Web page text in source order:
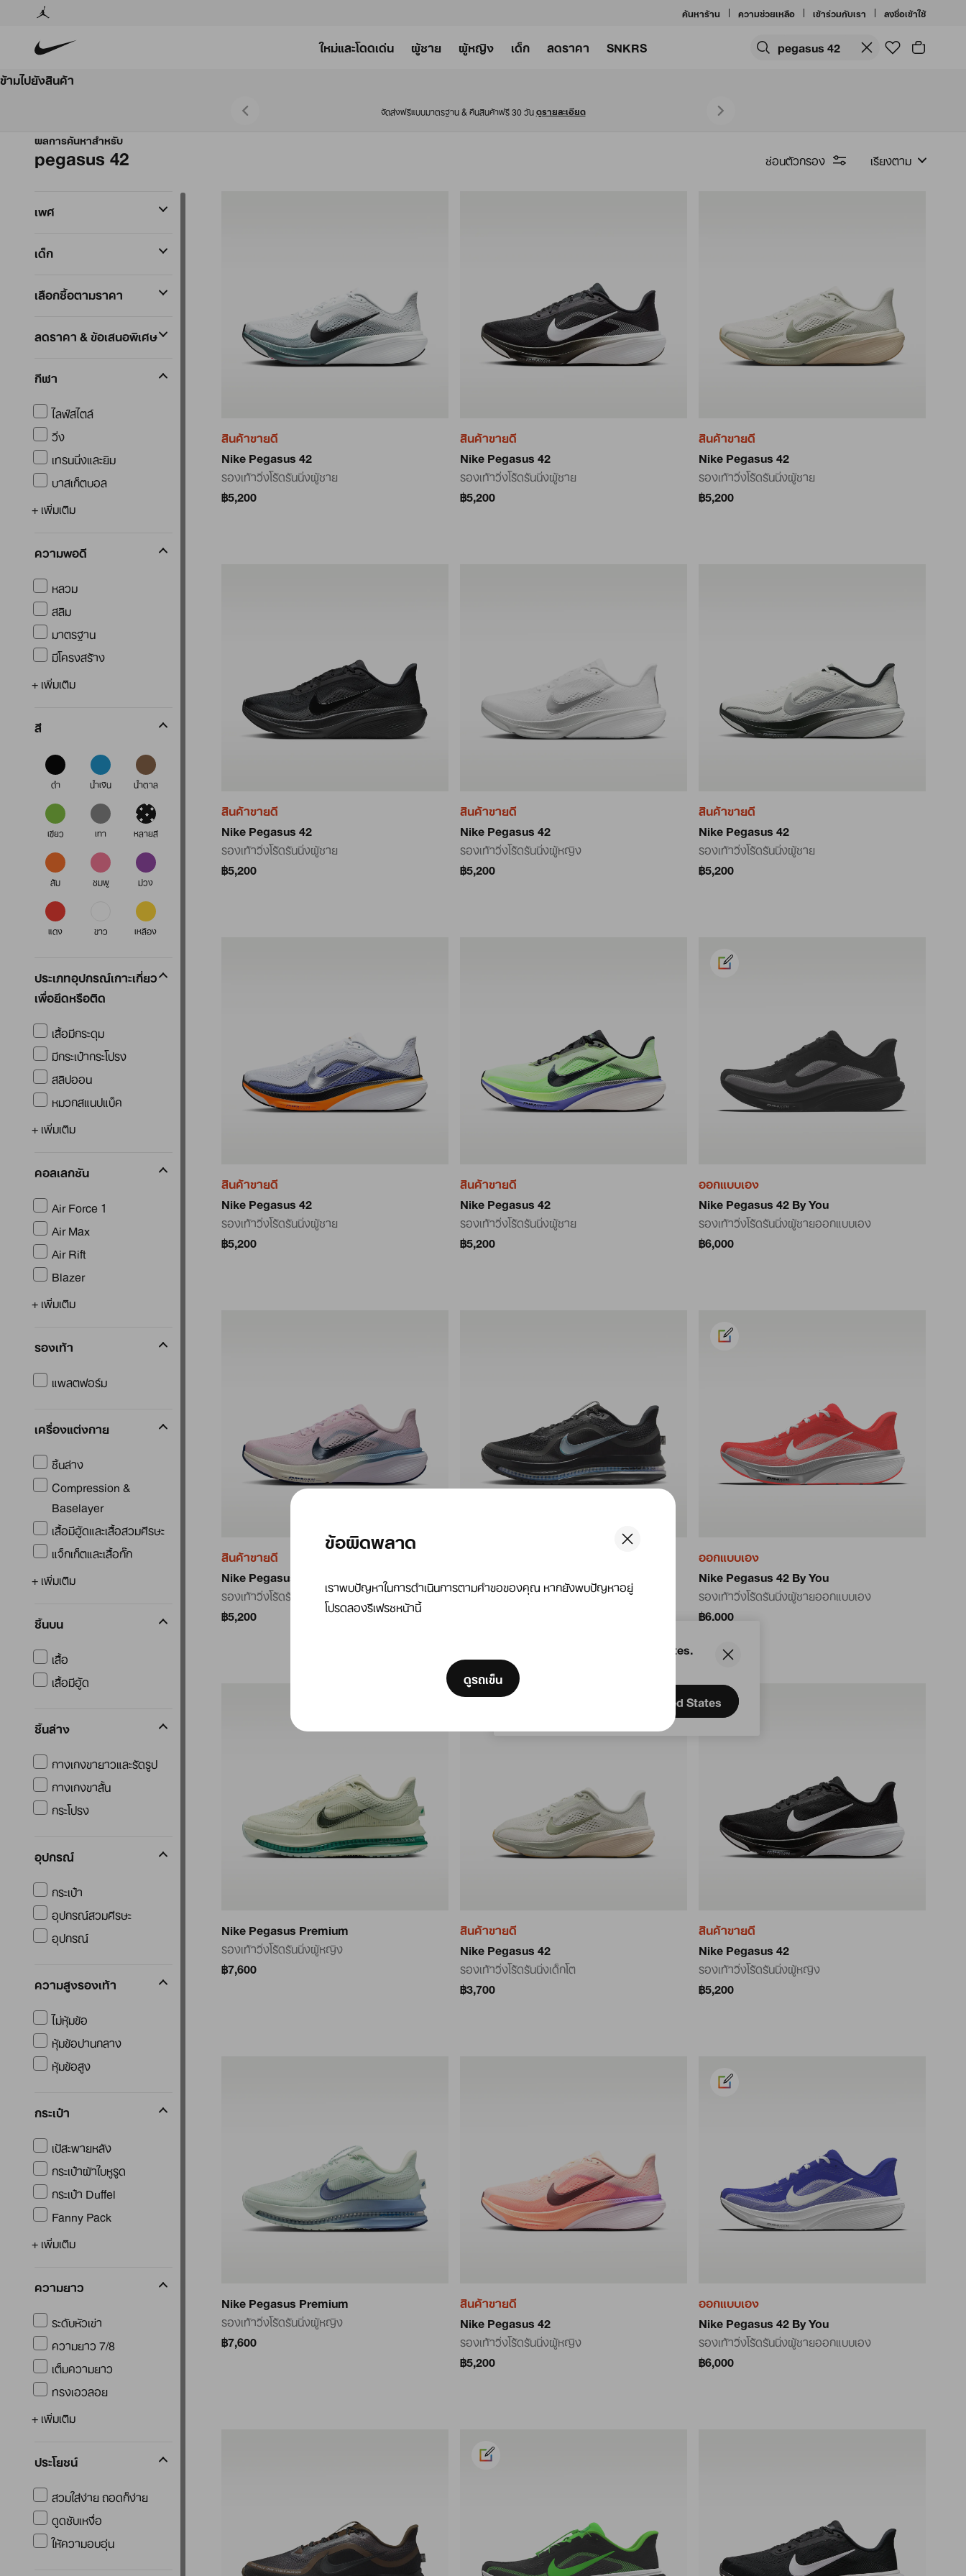
We think you are in United States.
Update your location?
United States
ข้อผิดพลาด
เราพบปัญหาในการดำเนินการตามคำขอของคุณ หากยังพบปัญหาอยู่
โปรดลองรีเฟรชหน้านี้
ดูรถเข็น
ค้นหาร้าน ความช่วยเหลือ เข้าร่วมกับเรา ลงชื่อเข้าใช้
ใหม่และโดดเด่น ผู้ชาย ผู้หญิง เด็ก ลดราคา
SNKRS
ข้ามไปยังสินค้า
จัดส่งฟรีแบบมาตรฐาน & คืนสินค้าฟรี 30 วันดูรายละเอียด
ผลการค้นหาสำหรับ
pegasus 42 ซ่อนตัวกรอง เรียงตาม
เพศ
เด็ก
เลือกซื้อตามราคา
ลดราคา & ข้อเสนอพิเศษ
กีฬา
ไลฟ์สไตล์
วิ่ง
เทรนนิ่งและยิม
บาสเก็ตบอล
+ เพิ่มเติม
ความพอดี
หลวม
สลิม
มาตรฐาน
มีโครงสร้าง
+ เพิ่มเติม
สี
ดำ น้ำเงิน น้ำตาล
เขียว เทา หลายสี
ส้ม ชมพู ม่วง
แดง ขาว เหลือง
ประเภทอุปกรณ์เกาะเกี่ยว
เพื่อยึดหรือติด
เสื้อมีกระดุม
มีกระเป๋ากระโปรง
สลิปออน
หมวกสแนปแบ็ค
+ เพิ่มเติม
คอลเลกชัน
Air Force 1
Air Max
Air Rift
Blazer
+ เพิ่มเติม
รองเท้า
แพลตฟอร์ม
เครื่องแต่งกาย
ชิ้นล่าง
Compression &
Baselayer
เสื้อมีฮู้ดและเสื้อสวมศีรษะ
แจ็กเก็ตและเสื้อกั๊ก
+ เพิ่มเติม
ชิ้นบน
เสื้อ
เสื้อมีฮู้ด
ชิ้นล่าง
กางเกงขายาวและรัดรูป
กางเกงขาสั้น
กระโปรง
อุปกรณ์
กระเป๋า
อุปกรณ์สวมศีรษะ
อุปกรณ์
ความสูงรองเท้า
ไม่หุ้มข้อ
หุ้มข้อปานกลาง
หุ้มข้อสูง
กระเป๋า
เป้สะพายหลัง
กระเป๋าผ้าใบหูรูด
กระเป๋า Duffel
Fanny Pack
+ เพิ่มเติม
ความยาว
ระดับหัวเข่า
ความยาว 7/8
เต็มความยาว
ทรงเอวลอย
+ เพิ่มเติม
ประโยชน์
สวมใส่ง่าย ถอดก็ง่าย
ดูดซับเหงื่อ
ให้ความอบอุ่น
สินค้าขายดี
Nike Pegasus 42
รองเท้าวิ่งโร้ดรันนิ่งผู้ชาย
฿5,200
สินค้าขายดี
Nike Pegasus 42
รองเท้าวิ่งโร้ดรันนิ่งผู้ชาย
฿5,200
สินค้าขายดี
Nike Pegasus 42
รองเท้าวิ่งโร้ดรันนิ่งผู้ชาย
฿5,200
สินค้าขายดี
Nike Pegasus 42
รองเท้าวิ่งโร้ดรันนิ่งผู้ชาย
฿5,200
สินค้าขายดี
Nike Pegasus 42
รองเท้าวิ่งโร้ดรันนิ่งผู้หญิง
฿5,200
สินค้าขายดี
Nike Pegasus 42
รองเท้าวิ่งโร้ดรันนิ่งผู้ชาย
฿5,200
สินค้าขายดี
Nike Pegasus 42
รองเท้าวิ่งโร้ดรันนิ่งผู้ชาย
฿5,200
สินค้าขายดี
Nike Pegasus 42
รองเท้าวิ่งโร้ดรันนิ่งผู้ชาย
฿5,200
ออกแบบเอง
Nike Pegasus 42 By You
รองเท้าวิ่งโร้ดรันนิ่งผู้ชายออกแบบเอง
฿6,000
สินค้าขายดี
Nike Pegasus 42
รองเท้าวิ่งโร้ดรันนิ่งผู้หญิง
฿5,200
รองเท้าวิ่งโร้ดรันนิ่งผู้ชาย
ออกแบบเอง
Nike Pegasus 42 By You
รองเท้าวิ่งโร้ดรันนิ่งผู้ชายออกแบบเอง
฿6,000
Nike Pegasus Premium
รองเท้าวิ่งโร้ดรันนิ่งผู้หญิง
฿7,600
สินค้าขายดี
Nike Pegasus 42
รองเท้าวิ่งโร้ดรันนิ่งเด็กโต
฿3,700
สินค้าขายดี
Nike Pegasus 42
รองเท้าวิ่งโร้ดรันนิ่งผู้หญิง
฿5,200
Nike Pegasus Premium
รองเท้าวิ่งโร้ดรันนิ่งผู้หญิง
฿7,600
สินค้าขายดี
Nike Pegasus 42
รองเท้าวิ่งโร้ดรันนิ่งผู้หญิง
฿5,200
ออกแบบเอง
Nike Pegasus 42 By You
รองเท้าวิ่งโร้ดรันนิ่งผู้ชายออกแบบเอง
฿6,000